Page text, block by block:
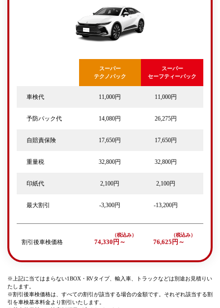
スーパー
テクノパック
スーパー
セーフティーパック
車検代 11,000円 11,000円
予防パック代 14,080円 26,275円
自賠責保険 17,650円 17,650円
重量税 32,800円 32,800円
印紙代 2,100円 2,100円
最大割引 -3,300円 -13,200円
割引後車検価格 74,330円～ 76,625円～
※上記に当てはまらない1BOX・RVタイプ、輸入車、トラックなどは別途お見積りい
たします。
※割引後車検価格は、すべての割引が該当する場合の金額です。それぞれ該当する割
引を車検基本料金より割引いたします。